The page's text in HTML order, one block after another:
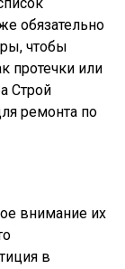
обязательно
чтобы
протечки или
Строй
ремонта по
внимание их
в